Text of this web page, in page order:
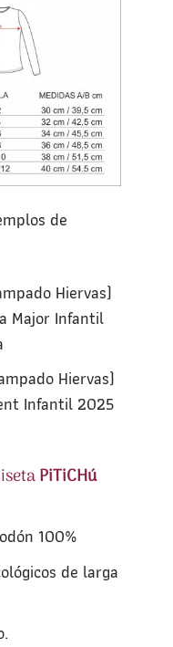
de
Hiervas)
Major Infantil
Hiervas)
Infantil 2025
PiTiCHú
100%
de larga